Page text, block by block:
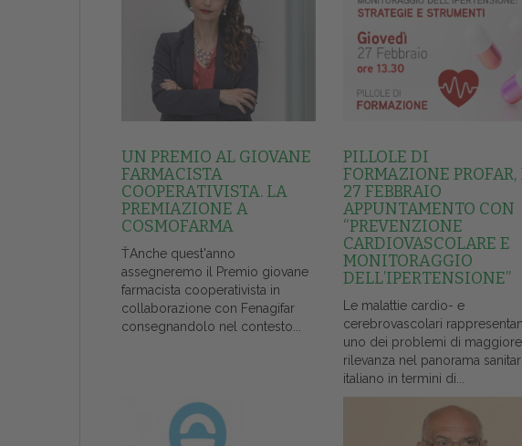
UN PREMIO AL GIOVANE
FARMACISTA
COOPERATIVISTA. LA
PREMIAZIONE A
COSMOFARMA
ŤAnche quest'anno
assegneremo il Premio giovane
farmacista cooperativista in
collaborazione con Fenagifar
consegnandolo nel contesto...
PILLOLE DI
FORMAZIONE
27 FEBBRAIO
APPUNTAMENTO CON
“PREVENZIONE
CARDIOVASCOLARE E
MONITORAGGIO
DELL’IPERTENSIONE”
Le malattie cardio- e
cerebrovascolari
uno dei problemi di maggiore
rilevanza nel panorama
italiano in termini di...